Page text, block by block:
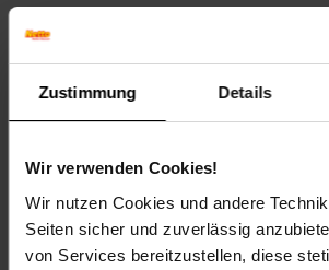
Zustimmung Details
Wir verwenden Cookies!
Wir nutzen Cookies und andere
Seiten sicher und zuverlässig
von Services bereitzustellen, diese
Versandinformationen